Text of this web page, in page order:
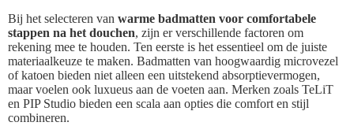
Bij het selecteren van warme badmatten voor comfortabele
stappen na het douchen, zijn er verschillende factoren om
rekening mee te houden. Ten eerste is het essentieel om de juiste
materiaalkeuze te maken. Badmatten van hoogwaardig microvezel
of katoen bieden niet alleen een uitstekend absorptievermogen,
maar voelen ook luxueus aan de voeten aan. Merken zoals TeLiT
en PIP Studio bieden een scala aan opties die comfort en stijl
combineren.